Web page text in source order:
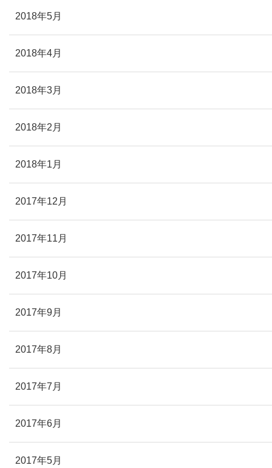
2018年5月
2018年4月
2018年3月
2018年2月
2018年1月
2017年12月
2017年11月
2017年10月
2017年9月
2017年8月
2017年7月
2017年6月
2017年5月